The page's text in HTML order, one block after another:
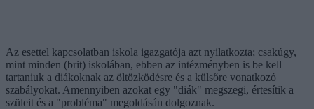
Az esettel kapcsolatban iskola igazgatója azt nyilatkozta; csakúgy,
mint minden (brit) iskolában, ebben az intézményben is be kell
tartaniuk a diákoknak az öltözködésre és a külsőre vonatkozó
szabályokat. Amennyiben azokat egy "diák" megszegi, értesítik a
szüleit és a "probléma" megoldásán dolgoznak.